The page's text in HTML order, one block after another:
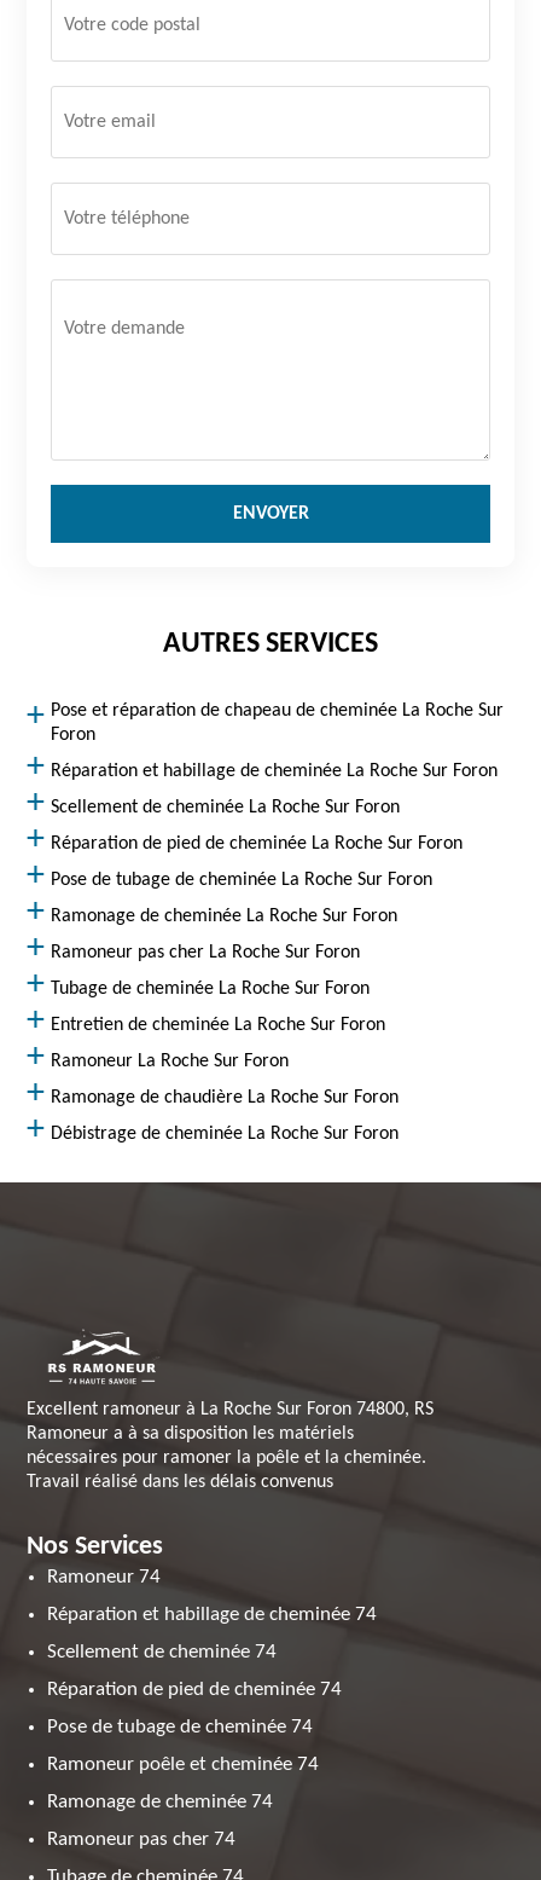
AUTRES SERVICES
Pose et réparation de chapeau de cheminée La Roche Sur
Foron
Réparation et habillage de cheminée La Roche Sur Foron
Scellement de cheminée La Roche Sur Foron
Réparation de pied de cheminée La Roche Sur Foron
Pose de tubage de cheminée La Roche Sur Foron
Ramonage de cheminée La Roche Sur Foron
Ramoneur pas cher La Roche Sur Foron
Tubage de cheminée La Roche Sur Foron
Entretien de cheminée La Roche Sur Foron
Ramoneur La Roche Sur Foron
Ramonage de chaudière La Roche Sur Foron
Débistrage de cheminée La Roche Sur Foron
Excellent ramoneur à La Roche Sur Foron 74800, RS
Ramoneur a à sa disposition les matériels
nécessaires pour ramoner la poêle et la cheminée.
Travail réalisé dans les délais convenus
Nos Services
Ramoneur 74
Réparation et habillage de cheminée 74
Scellement de cheminée 74
Réparation de pied de cheminée 74
Pose de tubage de cheminée 74
Ramoneur poêle et cheminée 74
Ramonage de cheminée 74
Ramoneur pas cher 74